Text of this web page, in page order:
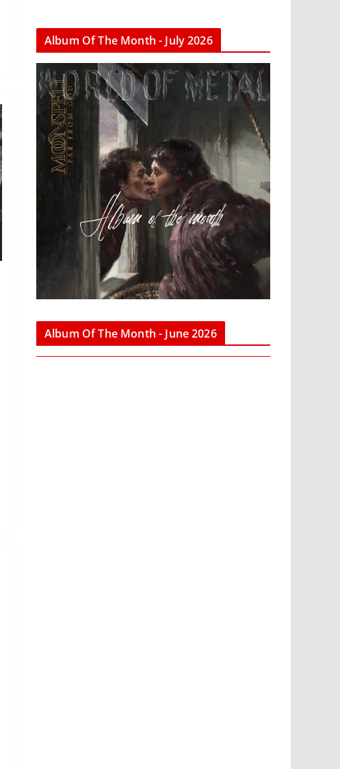
Album Of The Month - July 2026
Album Of The Month - June 2026